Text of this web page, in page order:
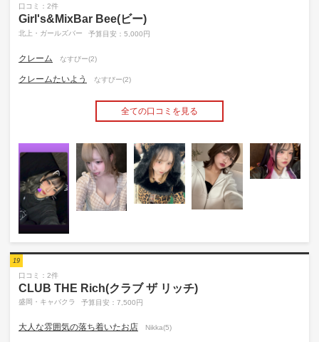
口コミ：2件
Girl's&MixBar Bee(ビー)
北上・ガールズバー 予算目安：5,000円
クレーム なすびー(2)
クレームたいよう なすびー(2)
全ての口コミを見る
19
口コミ：2件
CLUB THE Rich(クラブ ザ リッチ)
盛岡・キャバクラ 予算目安：7,500円
大人な雰囲気の落ち着いたお店 Nikka(5)